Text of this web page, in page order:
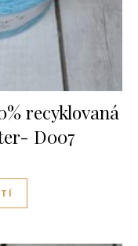
recyklovaná
D007
Tento produkt má